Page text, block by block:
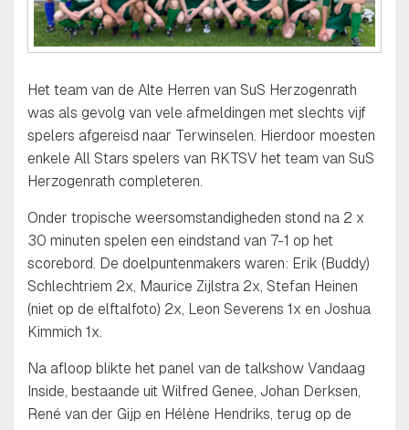
Het team van de Alte Herren van SuS Herzogenrath
was als gevolg van vele afmeldingen met slechts vijf
spelers afgereisd naar Terwinselen. Hierdoor moesten
enkele All Stars spelers van RKTSV het team van SuS
Herzogenrath completeren.
Onder tropische weersomstandigheden stond na 2 x
30 minuten spelen een eindstand van 7-1 op het
scorebord. De doelpuntenmakers waren: Erik (Buddy)
Schlechtriem 2x, Maurice Zijlstra 2x, Stefan Heinen
(niet op de elftalfoto) 2x, Leon Severens 1x en Joshua
Kimmich 1x.
Na afloop blikte het panel van de talkshow Vandaag
Inside, bestaande uit Wilfred Genee, Johan Derksen,
René van der Gijp en Hélène Hendriks, terug op de